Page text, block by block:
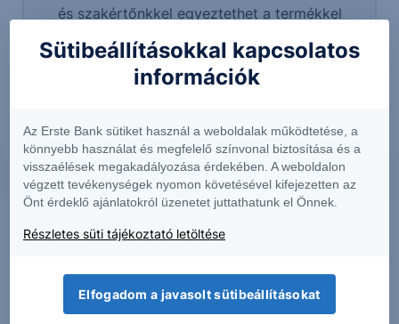
és szakértőnkkel egyeztethet a termékkel
További információk kérése
Sütibeállításokkal kapcsolatos
információk
Az Erste Bank sütiket használ a weboldalak működtetése, a
könnyebb használat és megfelelő színvonal biztosítása és a
visszaélések megakadályozása érdekében. A weboldalon
végzett tevékenységek nyomon követésével kifejezetten az
Önt érdeklő ajánlatokról üzenetet juttathatunk el Önnek.
Részletes süti tájékoztató letöltése
Elfogadom a javasolt sütibeállításokat